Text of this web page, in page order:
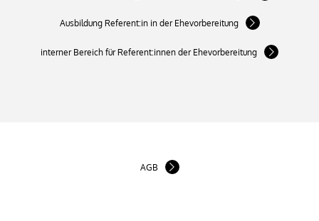
Ausbildung Referent:in in der Ehevorbereitung
interner Bereich für Referent:innen der Ehevorbereitung
AGB